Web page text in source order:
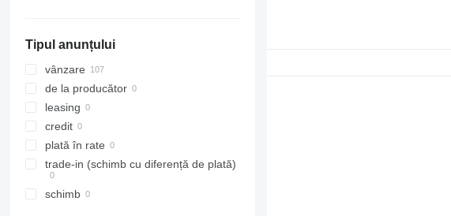
Tipul anunțului
vânzare
de la producător
leasing
credit
plată în rate
trade-in (schimb cu diferență de plată)
schimb